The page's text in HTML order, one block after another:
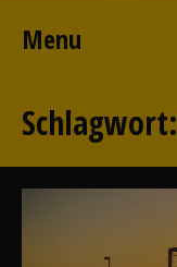
Menu
Schlagwort: